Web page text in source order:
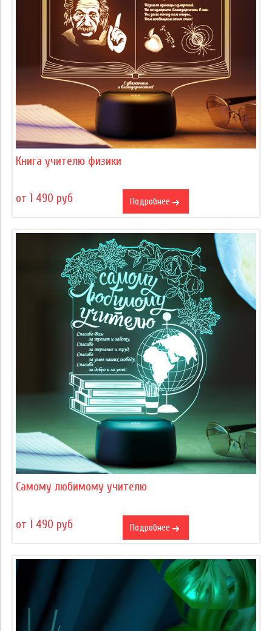
Книга учителю физики
от 1 490 руб Подробнее
Самому любимому учителю
от 1 490 руб Подробнее